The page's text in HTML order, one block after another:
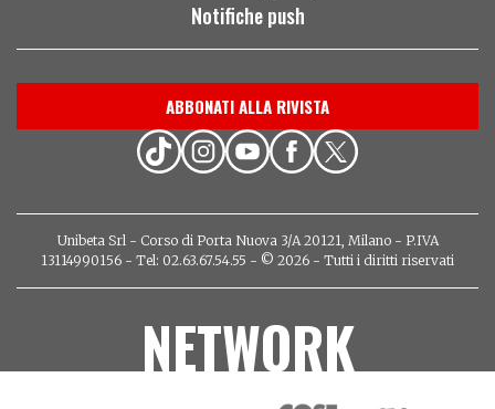
Notifiche push
ABBONATI ALLA RIVISTA
Unibeta Srl - Corso di Porta Nuova 3/A 20121, Milano - P.IVA
13114990156 - Tel: 02.63.67.54.55 - © 2026 - Tutti i diritti riservati
NETWORK